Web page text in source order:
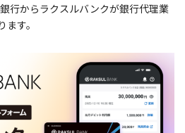
行からラクスルバンクが銀行代理業
す。